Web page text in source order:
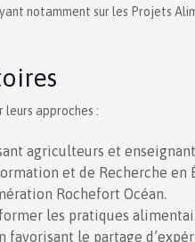
notamment sur les Projets
leurs approches :
agriculteurs et
et de Recherche en
Rochefort Océan.
les pratiques
le partage